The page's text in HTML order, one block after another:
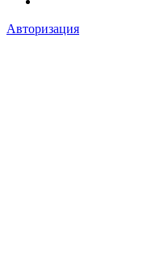
Авторизация